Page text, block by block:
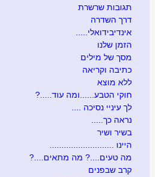
תגובות שרשרת
דרך השדרה
אינדיבידואלי.....
הזמן שלנו
מסך של מילים
כתיבה וקריאה
ללא מוצא
חוקי הטבע......ומה עוד.....?
לך עיניי נסיכה ....
נראה כך.....
בשיר ושיר
היינו ...........................
מה טעים....? מה מתאים....?
קרב שבפנים